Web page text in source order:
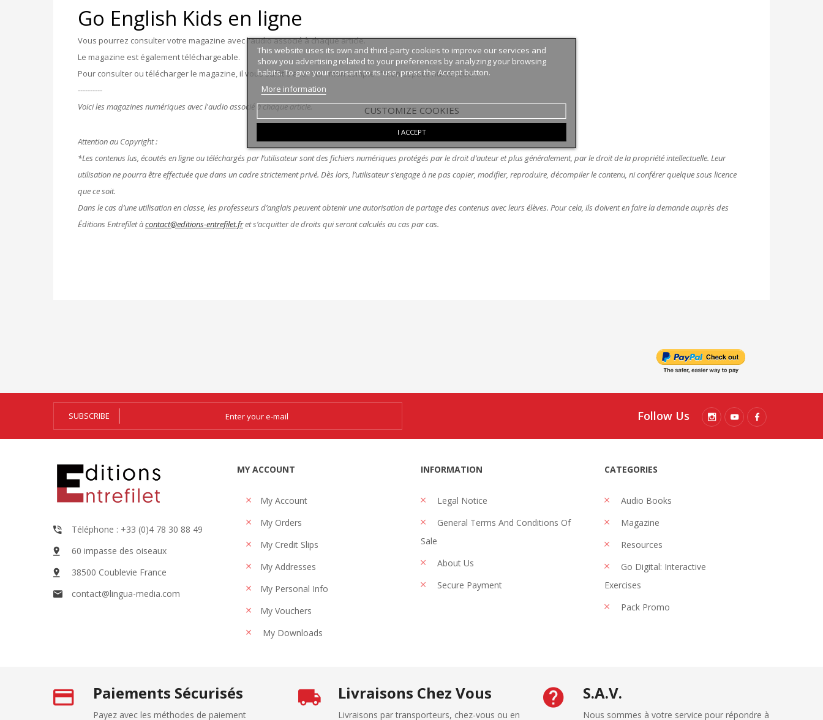
Go English Kids en ligne
Vous pourrez consulter votre magazine avec l'audio associé à chaque article.
Le magazine est également téléchargeable.
Pour consulter ou télécharger le magazine, il vous suffit d'aller sur "mon compte" "mon espace numérique".
----------
Voici les magazines numériques avec l'audio associé à chaque article.
Attention au Copyright :
*Les contenus lus, écoutés en ligne ou téléchargés par l’utilisateur sont des fichiers numériques protégés par le droit d’auteur et plus généralement, par le droit de la propriété intellectuelle. Leur
utilisation ne pourra être effectuée que dans un cadre strictement privé. Dès lors, l’utilisateur s’engage à ne pas copier, modifier, reproduire, décompiler le contenu, ni conférer quelque sous licence
que ce soit.
Dans le cas d’une utilisation en classe, les professeurs d’anglais peuvent obtenir une autorisation de partage des contenus avec leurs élèves. Pour cela, ils doivent en faire la demande auprès des
Éditions Entrefilet àcontact@editions-entrefilet.fret s’acquitter de droits qui seront calculés au cas par cas.
This website uses its own and third-party cookies to improve our services and
show you advertising related to your preferences by analyzing your browsing
habits. To give your consent to its use, press the Accept button.
More information
CUSTOMIZE COOKIES
I ACCEPT
SUBSCRIBE Follow Us
Téléphone : +33 (0)4 78 30 88 49
60 impasse des oiseaux
38500 Coublevie France
contact@lingua-media.com
MY ACCOUNT
My Account
My Orders
My Credit Slips
My Addresses
My Personal Info
My Vouchers
My Downloads
INFORMATION
Legal Notice
General Terms And Conditions Of
Sale
About Us
Secure Payment
CATEGORIES
Audio Books
Magazine
Resources
Go Digital: Interactive
Exercises
Pack Promo
Paiements Sécurisés
Payez avec les méthodes de paiement
Livraisons Chez Vous
Livraisons par transporteurs, chez-vous ou en
S.A.V.
Nous sommes à votre service pour répondre à